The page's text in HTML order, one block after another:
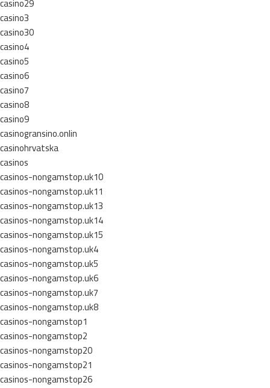
casino3
casino30
casino4
casino5
casino6
casino7
casino8
casino9
casinogransino.onlin
casinohrvatska
casinos
casinos-nongamstop.uk10
casinos-nongamstop.uk11
casinos-nongamstop.uk13
casinos-nongamstop.uk14
casinos-nongamstop.uk15
casinos-nongamstop.uk4
casinos-nongamstop.uk5
casinos-nongamstop.uk6
casinos-nongamstop.uk7
casinos-nongamstop.uk8
casinos-nongamstop1
casinos-nongamstop2
casinos-nongamstop20
casinos-nongamstop21
casinos-nongamstop26